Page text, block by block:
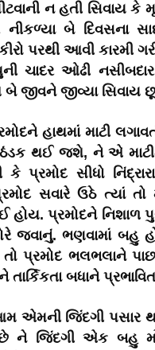
ન હતી સિવાય કે
નીકળ્યા બે દિવસના
પરથી આવી કારમી
ચાદર ઓઢી
જીવને જીવ્યા સિવાય
હાથમાં માટી
થઈ જશે, ને એ
કે પ્રમોદ સીધો
સવારે ઉઠે ત્યાં તો
હોય. પ્રમોદને નિશાળ
જવાનું. ભણવામાં બહુ
પ્રમોદ ભલભલાને
બધાને
જિંદગી પસાર
ને જિંદગી એક બહુ